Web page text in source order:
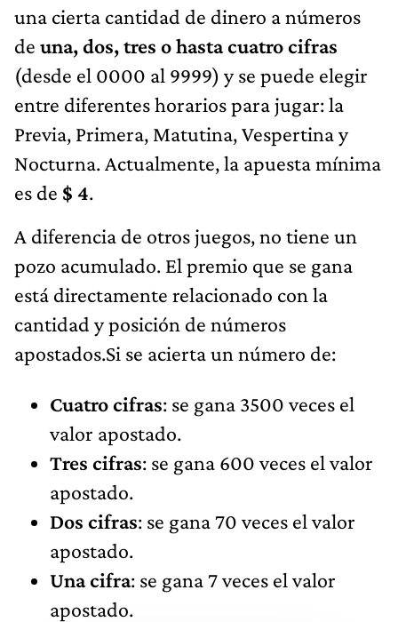
una cierta cantidad de dinero a números
de una, dos, tres o hasta cuatro cifras
(desde el 0000 al 9999) y se puede elegir
entre diferentes horarios para jugar: la
Previa, Primera, Matutina, Vespertina y
Nocturna. Actualmente, la apuesta mínima
es de $ 4.
A diferencia de otros juegos, no tiene un
pozo acumulado. El premio que se gana
está directamente relacionado con la
cantidad y posición de números
apostados.Si se acierta un número de:
Cuatro cifras: se gana 3500 veces el
valor apostado.
Tres cifras: se gana 600 veces el valor
apostado.
Dos cifras: se gana 70 veces el valor
apostado.
Una cifra: se gana 7 veces el valor
apostado.